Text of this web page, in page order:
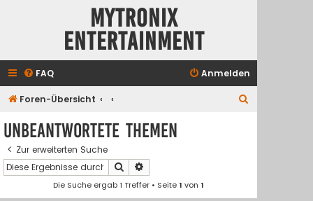
Mytronix
Entertainment
FAQ Anmelden
Foren-Übersicht
Unbeantwortete Themen
Zur erweiterten Suche
Suche
Die Suche ergab 1 Treffer • Seite1 von1